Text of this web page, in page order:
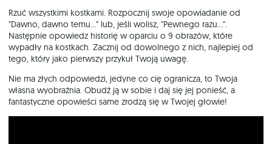
Rzuć wszystkimi kostkami. Rozpocznij swoje opowiadanie od
"Dawno, dawno temu..." lub, jeśli wolisz, "Pewnego razu...".
Następnie opowiedz historię w oparciu o 9 obrazów, które
wypadły na kostkach. Zacznij od dowolnego z nich, najlepiej od
tego, który jako pierwszy przykuł Twoją uwagę.
Nie ma złych odpowiedzi, jedyne co cię ogranicza, to Twoja
własna wyobraźnia. Obudź ją w sobie i daj się jej ponieść, a
fantastyczne opowieści same zrodzą się w Twojej głowie!